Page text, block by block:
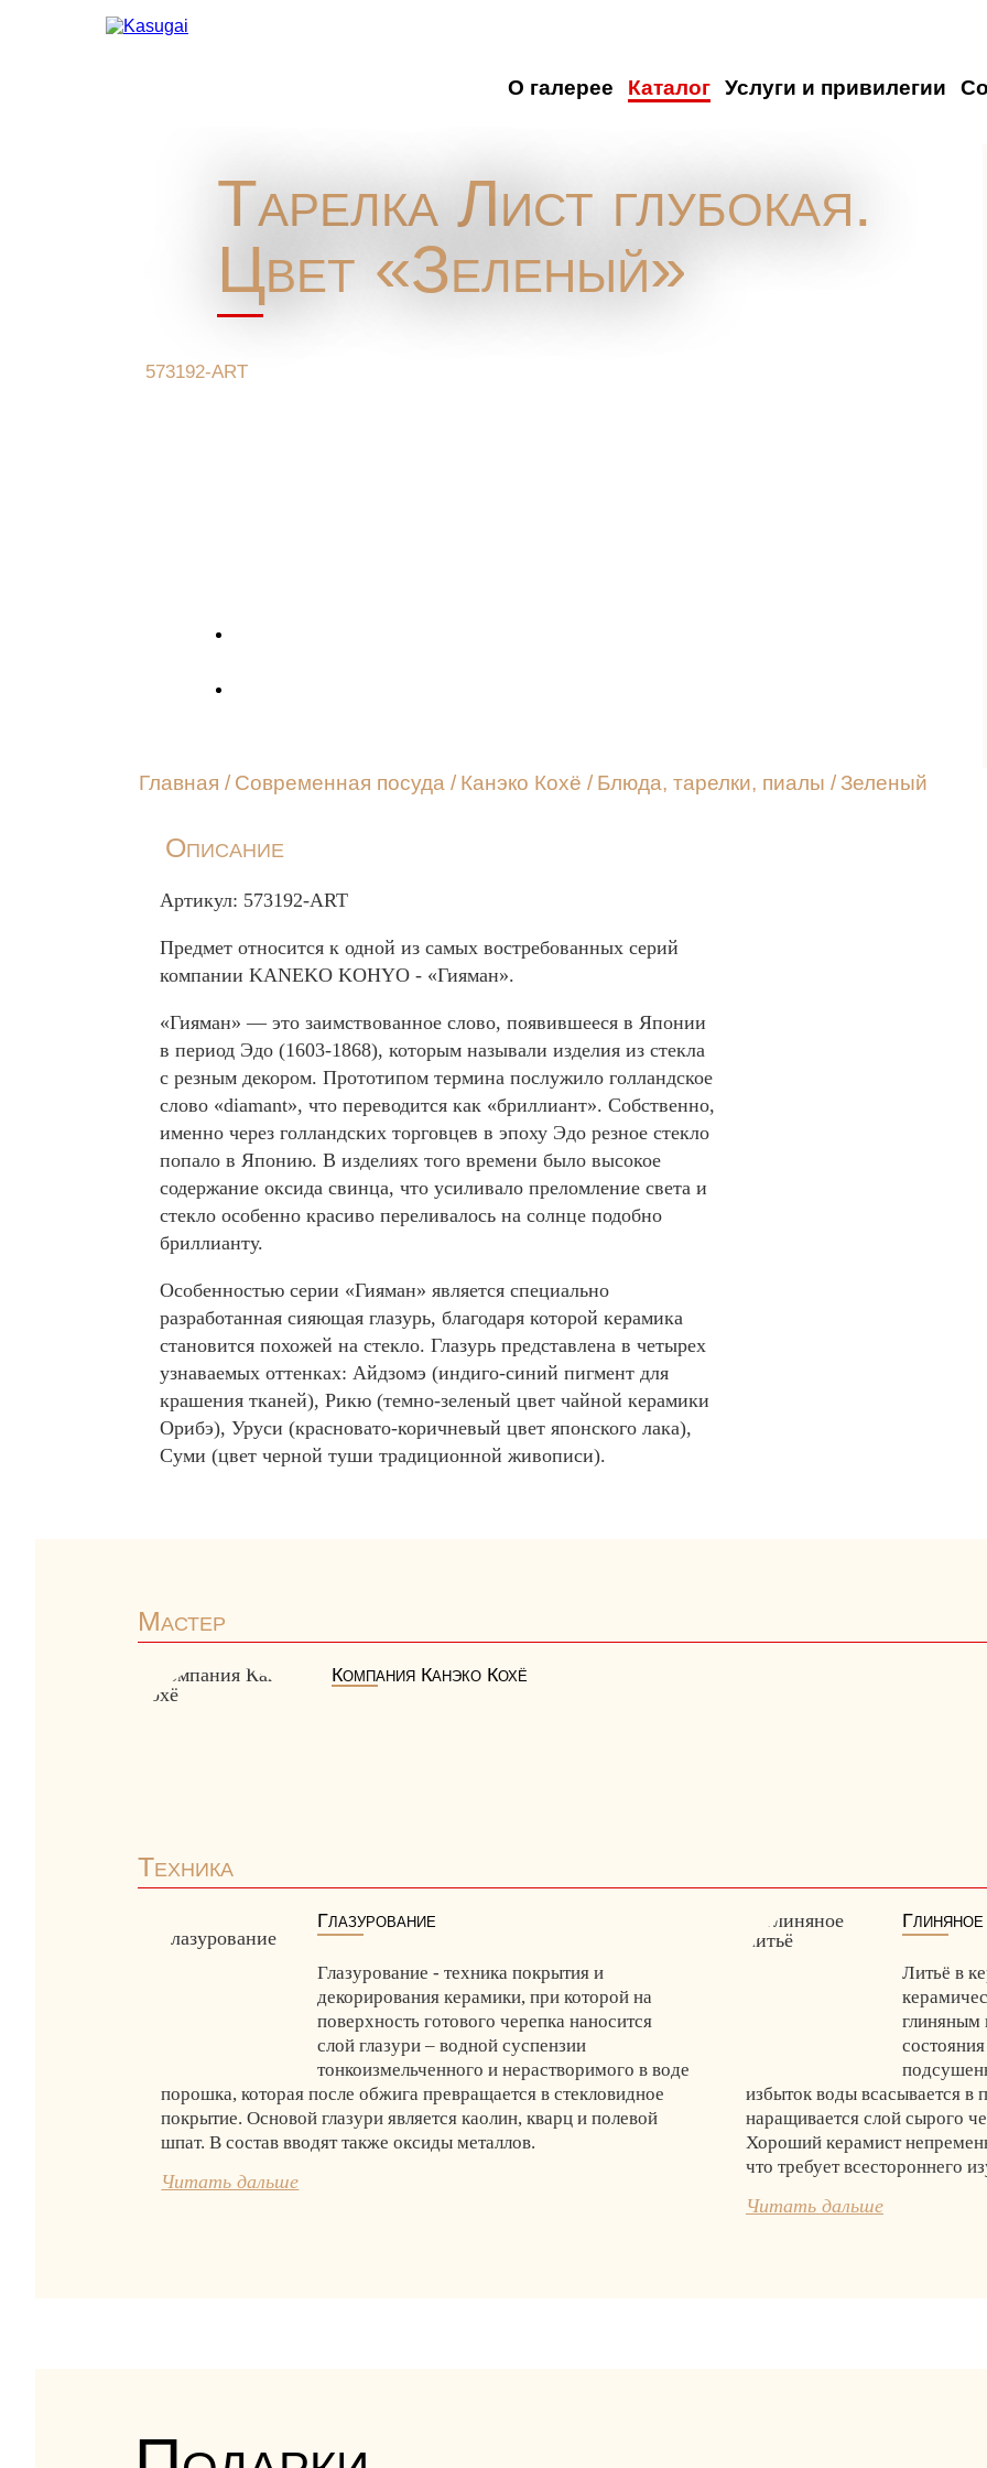
О галерее Каталог Услуги и привилегии
Тарелка Лист глубокая.
Цвет «Зеленый»
573192-ART
Главная / Современная посуда / Канэко Кохё / Блюда, тарелки, пиалы / Зеленый
Описание
Артикул: 573192-ART
Предмет относится к одной из самых востребованных серий
компании KANEKO KOHYO - «Гияман».
«Гияман» — это заимствованное слово, появившееся в Японии
в период Эдо (1603-1868), которым называли изделия из стекла
с резным декором. Прототипом термина послужило голландское
слово «diamant», что переводится как «бриллиант». Собственно,
именно через голландских торговцев в эпоху Эдо резное стекло
попало в Японию. В изделиях того времени было высокое
содержание оксида свинца, что усиливало преломление света и
стекло особенно красиво переливалось на солнце подобно
бриллианту.
Особенностью серии «Гияман» является специально
разработанная сияющая глазурь, благодаря которой керамика
становится похожей на стекло. Глазурь представлена в четырех
узнаваемых оттенках: Айдзомэ (индиго-синий пигмент для
крашения тканей), Рикю (темно-зеленый цвет чайной керамики
Орибэ), Уруси (красновато-коричневый цвет японского лака),
Суми (цвет черной туши традиционной живописи).
Мастер
Компания Канэко Кохё
Техника
Глазурование
Глазурование - техника покрытия и
декорирования керамики, при которой на
поверхность готового черепка наносится
слой глазури – водной суспензии
тонкоизмельченного и нерастворимого в воде
порошка, которая после обжига превращается в стекловидное
покрытие. Основой глазури является каолин, кварц и полевой
шпат. В состав вводят также оксиды металлов.
Читать дальше
Литьё в
глиняным
избыток воды всасывается
наращивается слой сырого
Хороший керамист
что требует всестороннего
Читать дальше